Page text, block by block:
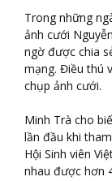
Trong những
ảnh cưới
ngờ được chia
mạng. Điều thú
chụp ảnh cưới.
Minh Trà cho
lần đầu khi
Hội Sinh viên
nhau được hơn